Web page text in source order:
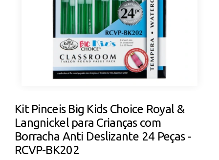
Kit Pinceis Big Kids Choice Royal &
Langnickel para Crianças com
Borracha Anti Deslizante 24 Peças -
RCVP-BK202